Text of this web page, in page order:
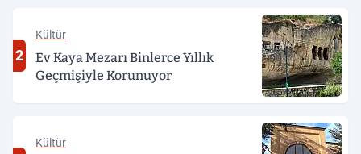
2
Kültür
Ev Kaya Mezarı Binlerce Yıllık
Geçmişiyle Korunuyor
Kültür